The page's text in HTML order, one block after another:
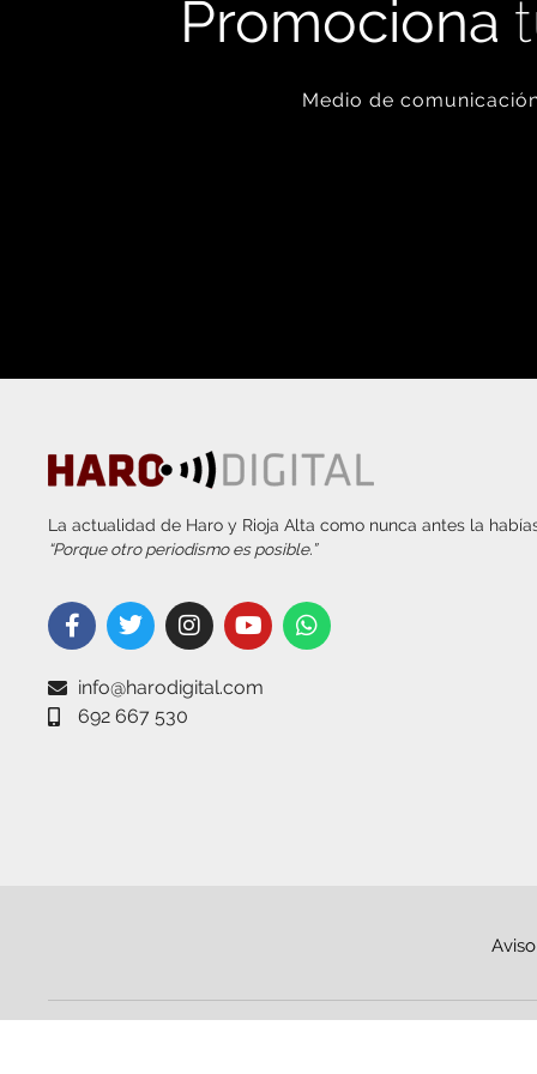
Promociona
Medio de
La actualidad de Haro y Rioja Alta como nunca antes la
“Porque otro periodismo es posible.”
info@harodigital.com
692 667 530